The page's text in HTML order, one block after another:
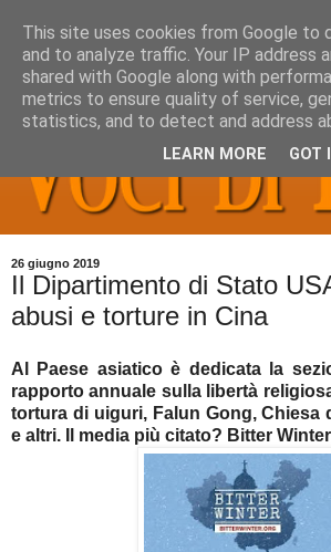
26 giugno 2019
Il Dipartimento di Stato
abusi e torture in Cina
Al Paese asiatico è dedicata la
rapporto annuale sulla libertà
tortura di uiguri, Falun Gong, Chiesa
e altri. Il media più citato? Bitter Winter
This site uses cookies from Google to
and to analyze traffic. Your IP address
shared with Google along with
metrics to ensure quality of service,
statistics, and to detect and address
LEARN MORE GOT